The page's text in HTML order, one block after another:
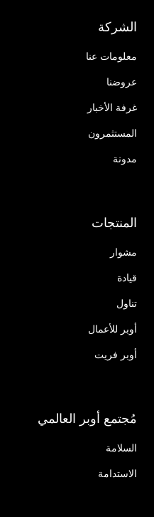
الشركة
معلومات عنا
عروضنا
غرفة الأخبار
المستثمرون
مدونة
المنتجات
مشوار
قيادة
تناول
أوبر للأعمال
أوبر فريت
مُجتمع أوبر العالمي
السلامة
الاستدامة